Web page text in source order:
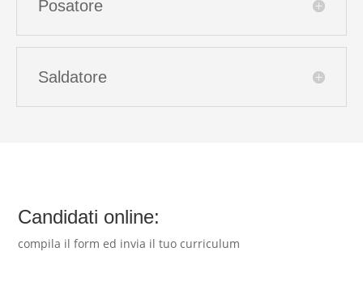
Posatore
Saldatore
Candidati online:
compila il form ed invia il tuo curriculum